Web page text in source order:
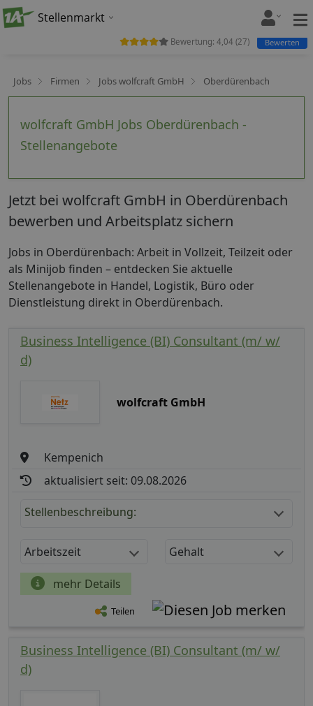
Stellenmarkt
Jobs Firmen Jobs wolfcraft GmbH Oberdürenbach
wolfcraft GmbH Jobs Oberdürenbach -
Stellenangebote
Bewertung: 4,04 (27) Bewerten
Jetzt bei wolfcraft GmbH in Oberdürenbach
bewerben und Arbeitsplatz sichern
Jobs in Oberdürenbach: Arbeit in Vollzeit, Teilzeit oder
als Minijob finden – entdecken Sie aktuelle
Stellenangebote in Handel, Logistik, Büro oder
Dienstleistung direkt in Oberdürenbach.
Business Intelligence (BI) Consultant (m/ w/
d)
wolfcraft GmbH
Kempenich
aktualisiert seit: 09.08.2026
Stellenbeschreibung:
Arbeitszeit Gehalt
mehr Details
Teilen
Business Intelligence (BI) Consultant (m/ w/
d)